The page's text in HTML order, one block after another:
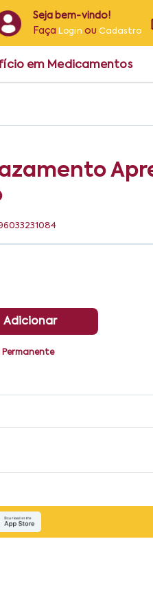
Seja bem-vindo!
Faça Login ouCadastro
em Medicamentos
Adicionar
Permanente